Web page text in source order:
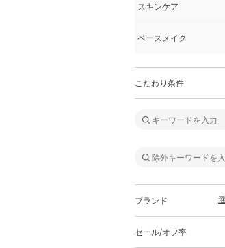
スキンケア
ベースメイク
こだわり条件
ブランド
セール/オフ率